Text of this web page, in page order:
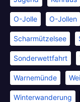
O-Jolle O-Jollen
Scharmützelsee
Sonderwettfahrt
Warnemünde
Winterwanderung